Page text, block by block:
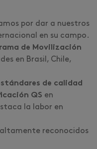
por dar a nuestros
en su campo.
de Movilización
en Brasil, Chile,
de calidad
QS en
la labor en
reconocidos